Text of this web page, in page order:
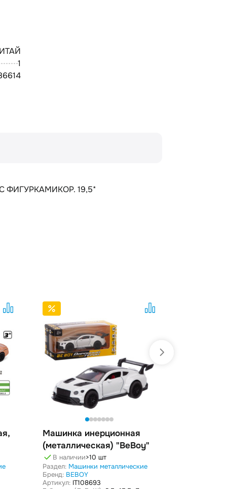
1
19,5*
Машинка инерционная
(металлическая) "BeBoy"
В наличии>10 шт
Раздел: Машинки металлические
Бренд: BEBOY
Артикул:IT108693